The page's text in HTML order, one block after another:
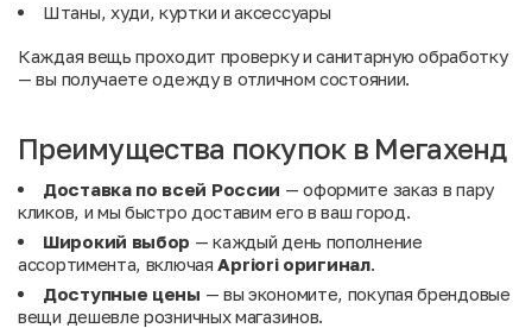
Штаны, худи, куртки и аксессуары
Каждая вещь проходит проверку и санитарную обработку
— вы получаете одежду в отличном состоянии.
Преимущества покупок в Мегахенд
Доставка по всей России — оформите заказ в пару
кликов, и мы быстро доставим его в ваш город.
Широкий выбор — каждый день пополнение
ассортимента, включаяApriori оригинал.
Доступные цены — вы экономите, покупая брендовые
вещи дешевле розничных магазинов.